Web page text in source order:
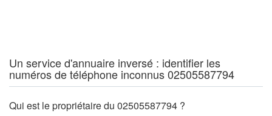
Un service d'annuaire inversé : identifier les
numéros de téléphone inconnus 02505587794
Qui est le propriétaire du 02505587794 ?